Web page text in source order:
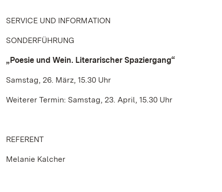
SERVICE UND INFORMATION
SONDERFÜHRUNG
„Poesie und Wein. Literarischer Spaziergang“
Samstag, 26. März, 15.30 Uhr
Weiterer Termin: Samstag, 23. April, 15.30 Uhr
REFERENT
Melanie Kalcher